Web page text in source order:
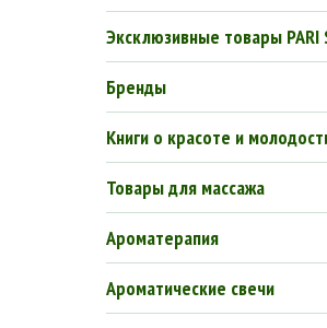
Эксклюзивные товары PARI
Бренды
Книги о красоте и
Товары для массажа
Ароматерапия
Ароматические свечи